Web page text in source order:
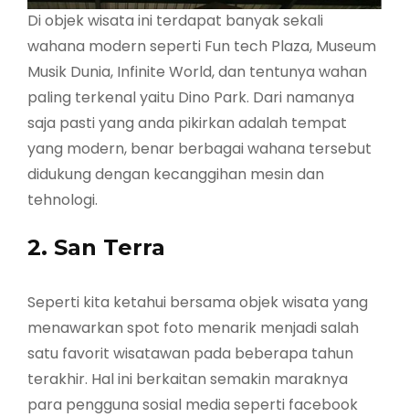
Di objek wisata ini terdapat banyak sekali
wahana modern seperti Fun tech Plaza, Museum
Musik Dunia, Infinite World, dan tentunya wahan
paling terkenal yaitu Dino Park. Dari namanya
saja pasti yang anda pikirkan adalah tempat
yang modern, benar berbagai wahana tersebut
didukung dengan kecanggihan mesin dan
tehnologi.
2. San Terra
Seperti kita ketahui bersama objek wisata yang
menawarkan spot foto menarik menjadi salah
satu favorit wisatawan pada beberapa tahun
terakhir. Hal ini berkaitan semakin maraknya
para pengguna sosial media seperti facebook